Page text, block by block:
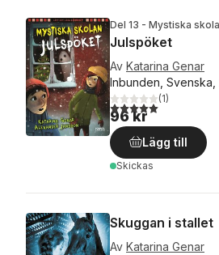
Del 13 - Mystiska
Julspöket
Av Katarina Genar
Inbunden,
5,0utav 5 stjärnor.
(1)
96 kr
Lägg till
Skickas
Skuggan i stallet
Av Katarina Genar